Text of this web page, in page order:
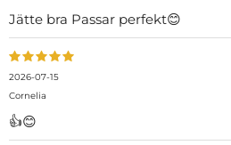
Jätte bra Passar perfekt😊
2026-07-15
Cornelia
👍😊